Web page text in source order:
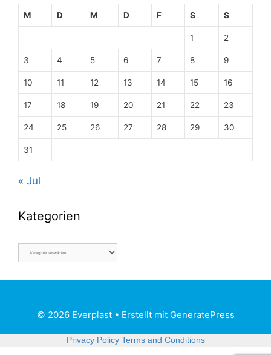
M D M D F S S
1 2
3 4 5 6 7 8 9
10 11 12 13 14 15 16
17 18 19 20 21 22 23
24 25 26 27 28 29 30
31
« Jul
Kategorien
© 2026 Everplast• Erstellt mit GeneratePress
Privacy Policy Terms and Conditions